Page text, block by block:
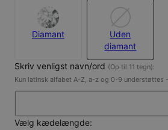
Diamant
Uden
diamant
Skriv venligst navn/ord (Op til 11 tegn):
Kun latinsk alfabet A-Z, a-z og 0-9 understøttes
Vælg kædelængde: